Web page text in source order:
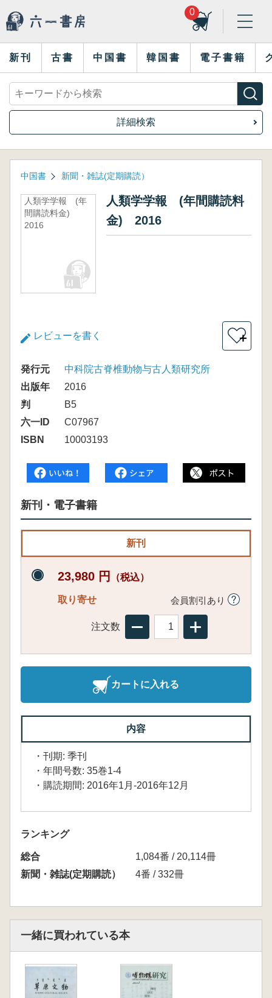
0
新刊 古書 中国書 韓国書 電子書籍
詳細検索
中国書 新聞・雑誌(定期購読）
人類学学報 (年
間購読料金)
2016
人類学学報 (年間購読料
金) 2016
レビューを書く ＋
発行元
中科院古脊椎動物与古人類研究所
出版年
2016
判
B5
六一ID
C07967
ISBN
10003193
新刊・電子書籍
新刊
23,980 円 （税込）
取り寄せ 会員割引あり
注文数
カートに入れる
内容
・刊期: 季刊
・年間号数: 35巻1-4
・購読期間: 2016年1月-2016年12月
ランキング
総合
1,084番 / 20,114冊
新聞・雑誌(定期購読）
4番 / 332冊
一緒に買われている本